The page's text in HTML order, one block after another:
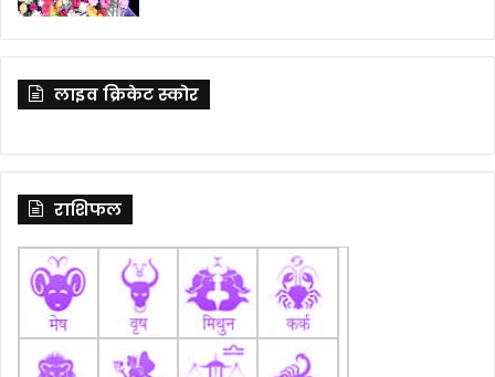
लाइव क्रिकेट स्कोर
राशिफल